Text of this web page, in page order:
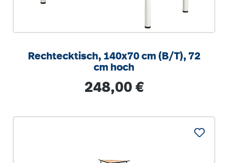
Rechtecktisch, 140x70 cm (B/T), 72
cm hoch
Regulärer Preis:
248,00 €